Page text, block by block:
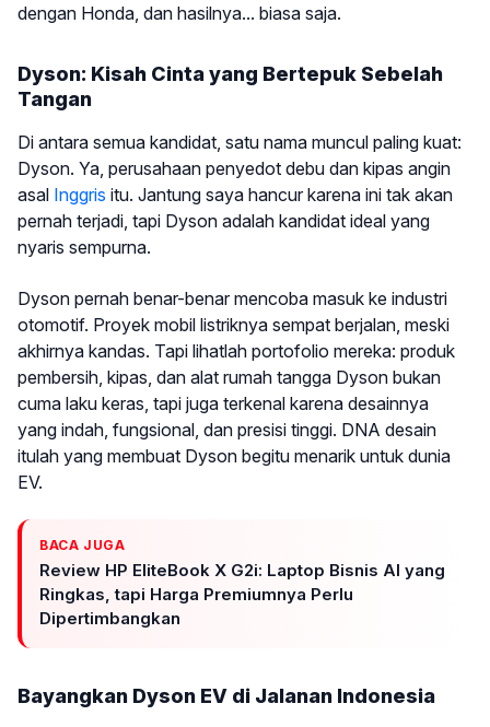
dengan Honda, dan hasilnya... biasa saja.
Dyson: Kisah Cinta yang Bertepuk Sebelah
Tangan
Di antara semua kandidat, satu nama muncul paling kuat:
Dyson. Ya, perusahaan penyedot debu dan kipas angin
asal Inggris itu. Jantung saya hancur karena ini tak akan
pernah terjadi, tapi Dyson adalah kandidat ideal yang
nyaris sempurna.
Dyson pernah benar-benar mencoba masuk ke industri
otomotif. Proyek mobil listriknya sempat berjalan, meski
akhirnya kandas. Tapi lihatlah portofolio mereka: produk
pembersih, kipas, dan alat rumah tangga Dyson bukan
cuma laku keras, tapi juga terkenal karena desainnya
yang indah, fungsional, dan presisi tinggi. DNA desain
itulah yang membuat Dyson begitu menarik untuk dunia
EV.
BACA JUGA
Review HP EliteBook X G2i: Laptop Bisnis AI yang
Ringkas, tapi Harga Premiumnya Perlu
Dipertimbangkan
Bayangkan Dyson EV di Jalanan Indonesia